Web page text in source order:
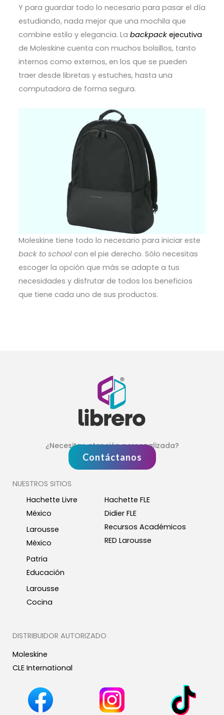
Y para guardar todo lo necesario para pasar el día
estudiando, nada mejor que una mochila que
combine estilo y elegancia. La backpackejecutiva
de Moleskine cuenta con muchos bolsillos, tanto
internos como externos, en los que se pueden
traer desde libretas y estuches, hasta una
computadora de forma segura.
Moleskine tiene todo lo necesario para iniciar este
back to school con el pie derecho. Sólo necesitas
escoger la opción que más se adapte a tus
necesidades y disfrutar de todos los beneficios
que tiene cada uno de sus productos.
¿Necesitas atención personalizada?
Contáctanos
NUESTROS SITIOS
Hachette Livre
México
Larousse
México
Patria
Educación
Larousse
Cocina
Hachette FLE
Didier FLE
Recursos Académicos
RED Larousse
DISTRIBUIDOR AUTORIZADO
Moleskine
CLE International